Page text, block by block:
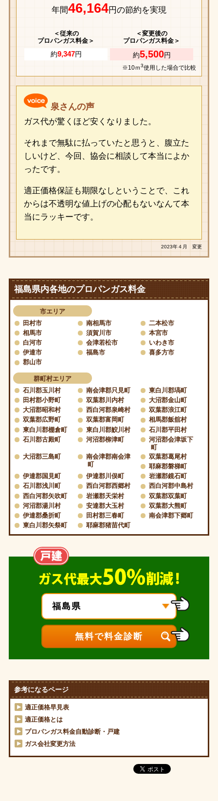
年間46,164円の節約を実現
＜従来の
プロパンガス料金＞
＜変更後の
プロパンガス料金＞
約9,347円 約5,500円
※10ｍ3使用した場合で比較
泉さんの声
ガス代が驚くほど安くなりました。
それまで無駄に払っていたと思うと、腹立た
しいけど、今回、協会に相談して本当によか
ったです。
適正価格保証も期限なしということで、これ
からは不透明な値上げの心配もないなんて本
当にラッキーです。
2023年４月 変更
福島県内各地のプロパンガス料金
市エリア
田村市
南相馬市
二本松市
相馬市
須賀川市
本宮市
白河市
会津若松市
いわき市
伊達市
福島市
喜多方市
郡山市
群町村エリア
石川郡玉川村
南会津郡只見町
東白川郡塙町
田村郡小野町
双葉郡川内村
大沼郡金山町
大沼郡昭和村
西白河郡泉崎村
双葉郡浪江町
双葉郡広野町
双葉郡富岡町
相馬郡飯舘村
東白川郡棚倉町
東白川郡鮫川村
石川郡平田村
石川郡古殿町
河沼郡柳津町
河沼郡会津坂下
町
大沼郡三島町
南会津郡南会津
町
双葉郡葛尾村
耶麻郡磐梯町
伊達郡国見町
伊達郡川俣町
岩瀬郡鏡石町
石川郡浅川町
西白河郡西郷村
西白河郡中島村
西白河郡矢吹町
岩瀬郡天栄村
双葉郡双葉町
河沼郡湯川村
安達郡大玉村
双葉郡大熊町
伊達郡桑折町
田村郡三春町
南会津郡下郷町
東白川郡矢祭町
耶麻郡猪苗代町
参考になるページ
適正価格早見表
適正価格とは
プロパンガス料金自動診断・戸建
ガス会社変更方法